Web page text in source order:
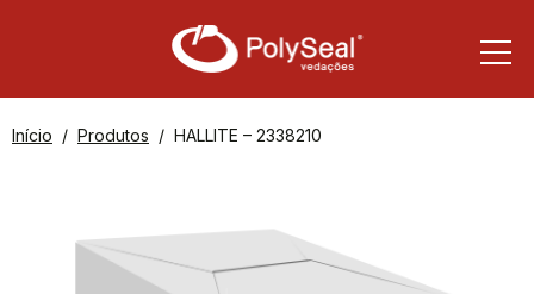
Início Produtos HALLITE – 2338210